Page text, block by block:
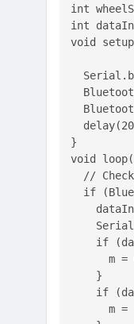
int
int
void
}
void
//
if
if
m =
    }
if
m =